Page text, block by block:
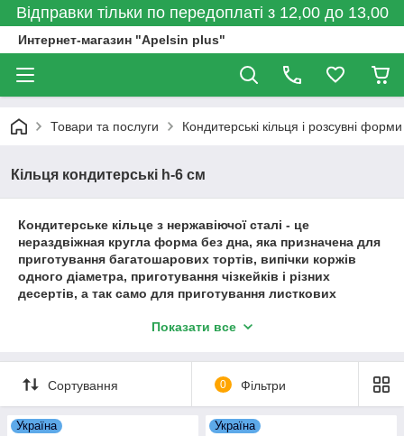
Відправки тільки по передоплаті з 12,00 до 13,00
Интернет-магазин "Apelsin plus"
Товари та послуги Кондитерські кільця і розсувні
Кільця кондитерські h-6 см
Кондитерське кільце з нержавіючої сталі - це
нераздвіжная кругла форма без дна, яка призначена для
приготування багатошарових тортів, випічки коржів
одного діаметра, приготування чізкейків і різних
десертів, а так само для приготування листкових
Кондитерське кільце виготовлено з нержавіючої сталі,
готового кондитерського виробу і не окислюється.
Форма Кондитерське кільце універсальна і практична!
Показати все
Сортування 0 Фільтри
Україна Україна